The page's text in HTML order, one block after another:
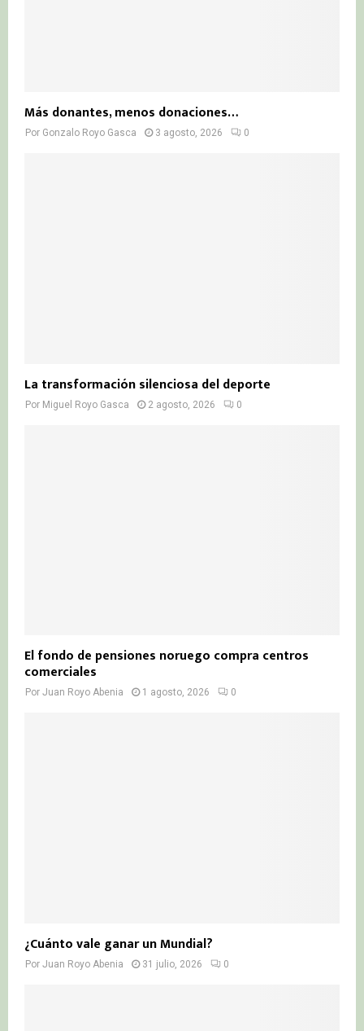
Más donantes, menos donaciones…
Por Gonzalo Royo Gasca 3 agosto, 2026 0
La transformación silenciosa del deporte
Por Miguel Royo Gasca 2 agosto, 2026 0
El fondo de pensiones noruego compra centros
comerciales
Por Juan Royo Abenia 1 agosto, 2026 0
¿Cuánto vale ganar un Mundial?
Por Juan Royo Abenia 31 julio, 2026 0